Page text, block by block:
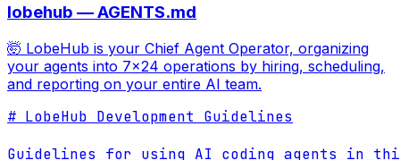
lobehub — AGENTS.md
🤯 LobeHub is your Chief Agent Operator, organizing
your agents into 7×24 operations by hiring, scheduling,
and reporting on your entire AI team.
# LobeHub Development Guidelines
Guidelines for using AI coding agents in